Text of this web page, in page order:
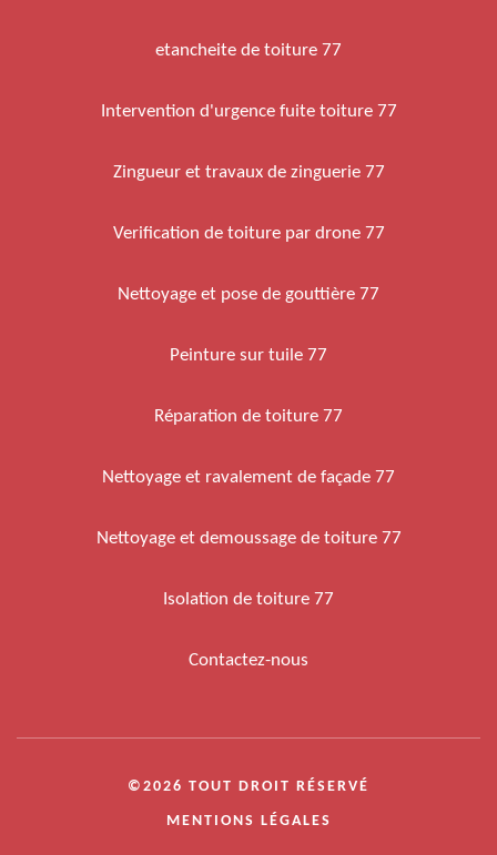
etancheite de toiture 77
Intervention d'urgence fuite toiture 77
Zingueur et travaux de zinguerie 77
Verification de toiture par drone 77
Nettoyage et pose de gouttière 77
Peinture sur tuile 77
Réparation de toiture 77
Nettoyage et ravalement de façade 77
Nettoyage et demoussage de toiture 77
Isolation de toiture 77
Contactez-nous
©2026 TOUT DROIT RÉSERVÉ
MENTIONS LÉGALES